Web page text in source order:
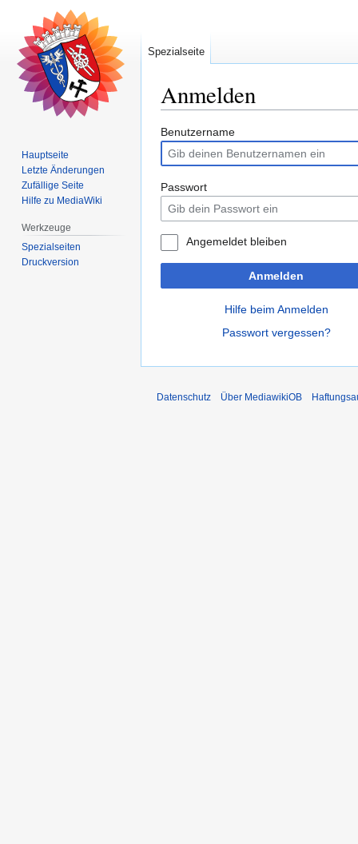
Anmelden
Zur
Navigation
springen
Zur
Suche
springen
Benutzername
Passwort
Angemeldet bleiben
Anmelden
Hilfe beim Anmelden
Passwort vergessen?
Spezialseite
Hauptseite
Letzte Änderungen
Zufällige Seite
Hilfe zu MediaWiki
Werkzeuge
Spezialseiten
Druckversion
Datenschutz Über MediawikiOB